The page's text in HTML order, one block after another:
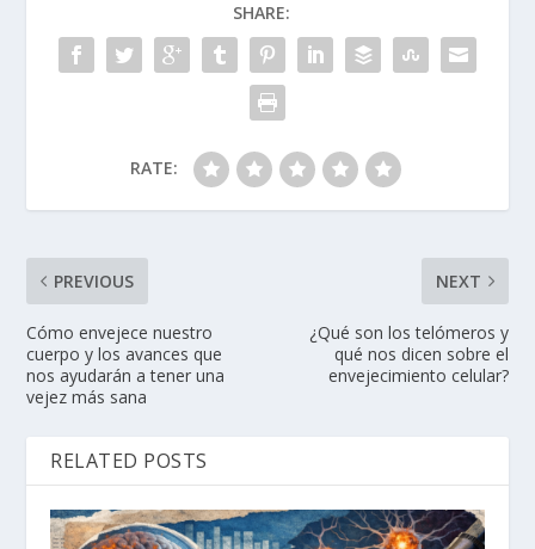
SHARE:
RATE:
PREVIOUS
Cómo envejece nuestro
cuerpo y los avances que
nos ayudarán a tener una
vejez más sana
NEXT
¿Qué son los telómeros y
qué nos dicen sobre el
envejecimiento celular?
RELATED POSTS